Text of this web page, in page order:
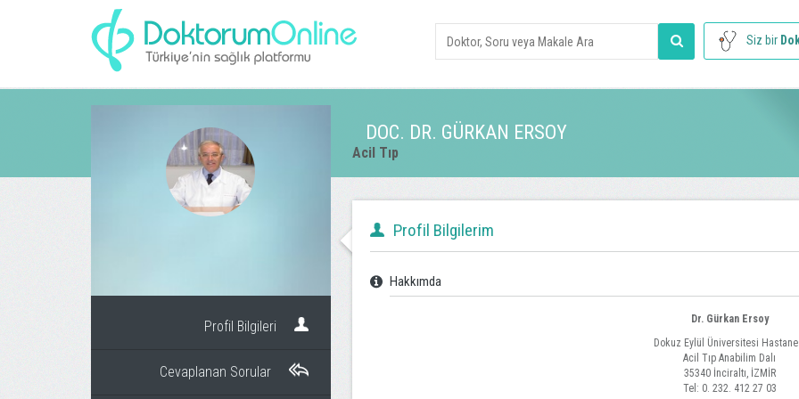
Siz bir
DOC. DR. GÜRKAN ERSOY
Acil Tıp
Profil Bilgileri
Cevaplanan Sorular
Profil Bilgilerim
Hakkımda
Dr. Gürkan Ersoy
Dokuz Eylül Üniversitesi
Acil Tıp Anabilim Dalı
35340 İnciraltı, İZMİR
Tel: 0. 232. 412 27 03